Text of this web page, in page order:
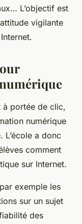
L’objectif est
vigilante
à portée de clic,
numérique
L’école a donc
comment
sur Internet.
exemple les
sur un sujet
des